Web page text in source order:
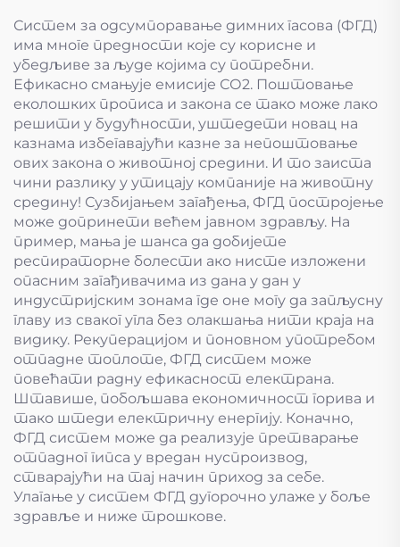
Систем за одсумпоравање димних гасова (ФГД)
има многе предности које су корисне и
убедљиве за људе којима су потребни.
Ефикасно смањује емисије СО2. Поштовање
еколошких прописа и закона се тако може лако
решити у будућности, уштедети новац на
казнама избегавајући казне за непоштовање
ових закона о животној средини. И то заиста
чини разлику у утицају компаније на животну
средину! Сузбијањем загађења, ФГД постројење
може допринети већем јавном здрављу. На
пример, мања је шанса да добијете
респираторне болести ако нисте изложени
опасним загађивачима из дана у дан у
индустријским зонама где оне могу да запљусну
главу из сваког угла без олакшања нити краја на
видику. Рекуперацијом и поновном употребом
отпадне топлоте, ФГД систем може
повећати радну ефикасност електрана.
Штавише, побољшава економичност горива и
тако штеди електричну енергију. Коначно,
ФГД систем може да реализује претварање
отпадног гипса у вредан нуспроизвод,
стварајући на тај начин приход за себе.
Улагање у систем ФГД дугорочно улаже у боље
здравље и ниже трошкове.